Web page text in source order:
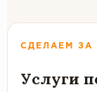
СДЕЛАЕМ ЗА
Услуги